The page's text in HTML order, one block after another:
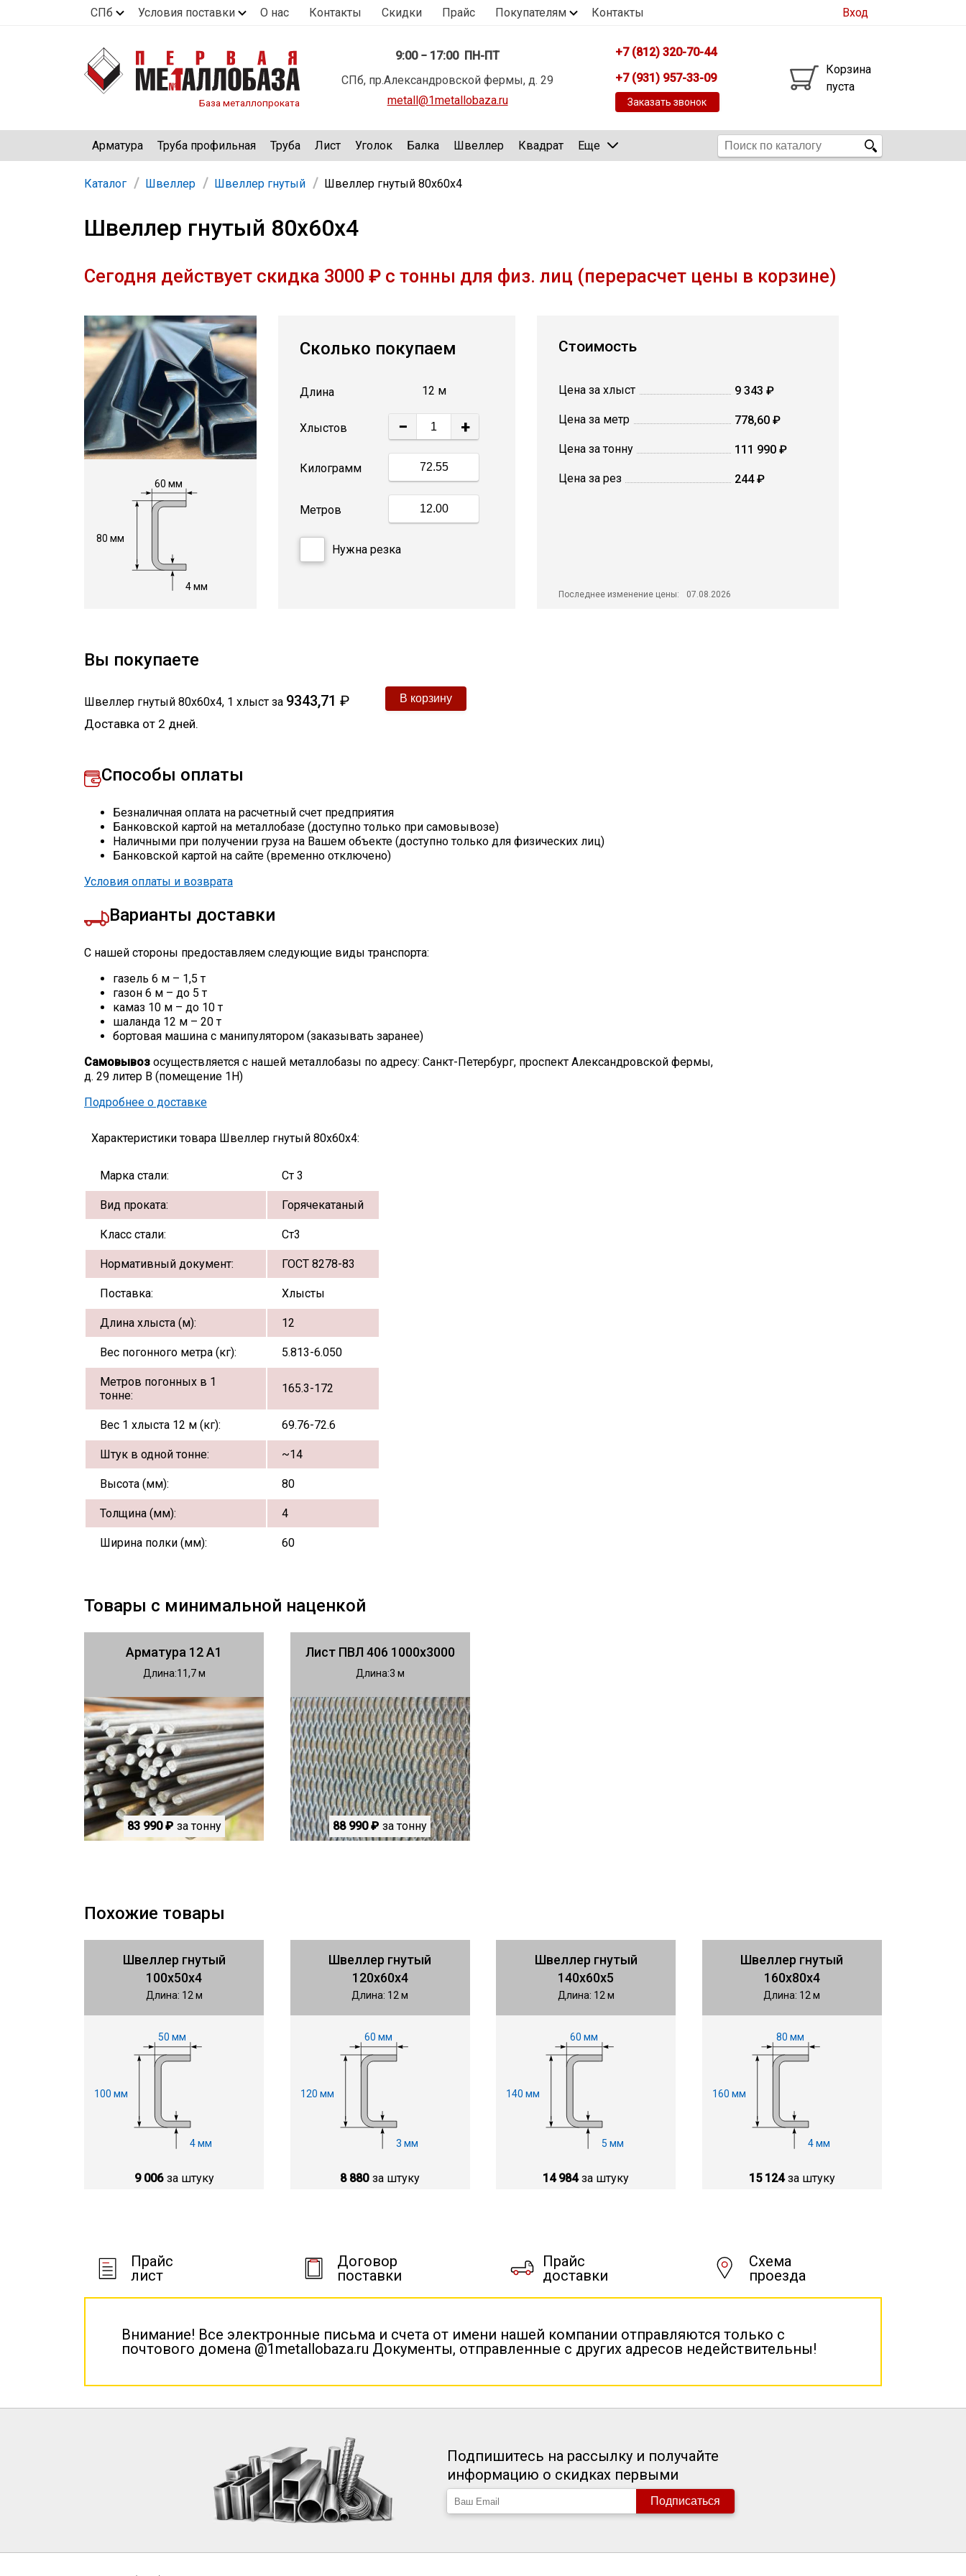
СПб Условия поставки О нас Контакты Скидки Прайс Покупателям Контакты Вход
База металлопроката
9:00 − 17:00 ПН-ПТ
СПб, пр.Александровской фермы, д. 29
metall@1metallobaza.ru
+7 (812) 320-70-44
+7 (931) 957-33-09
Заказать звонок
Корзина
пуста
Арматура Труба профильная Труба Лист Уголок Балка Швеллер Квадрат Еще
Каталог Швеллер Швеллер гнутый Швеллер гнутый 80х60х4
Швеллер гнутый 80х60х4
Сегодня действует скидка 3000 ₽ с тонны для физ. лиц (перерасчет цены в корзине)
60 мм
80 мм
4 мм
Сколько покупаем
Длина 12 м
Хлыстов − +
Килограмм
Метров
Нужна резка
Стоимость
Цена за хлыст 9 343 ₽
Цена за метр 778,60 ₽
Цена за тонну 111 990 ₽
Цена за рез 244 ₽
Последнее изменение цены: 07.08.2026
Вы покупаете
Швеллер гнутый 80х60х4, 1 хлыст за 9343,71 ₽
Доставка от 2 дней.
Способы оплаты
Безналичная оплата на расчетный счет предприятия
Банковской картой на металлобазе (доступно только при самовывозе)
Наличными при получении груза на Вашем объекте (доступно только для физических лиц)
Банковской картой на сайте (временно отключено)
Условия оплаты и возврата
Варианты доставки
С нашей стороны предоставляем следующие виды транспорта:
газель 6 м – 1,5 т
газон 6 м – до 5 т
камаз 10 м – до 10 т
шаланда 12 м – 20 т
бортовая машина с манипулятором (заказывать заранее)
Самовывоз осуществляется с нашей металлобазы по адресу: Санкт-Петербург, проспект Александровской фермы,
д. 29 литер В (помещение 1Н)
Подробнее о доставке
Характеристики товара Швеллер гнутый 80х60х4:
Марка стали: Ст 3
Вид проката: Горячекатаный
Класс стали: Ст3
Нормативный документ: ГОСТ 8278-83
Поставка: Хлысты
Длина хлыста (м): 12
Вес погонного метра (кг): 5.813-6.050
Метров погонных в 1
тонне:
165.3-172
Вес 1 хлыста 12 м (кг): 69.76-72.6
Штук в одной тонне: ~14
Высота (мм): 80
Толщина (мм): 4
Ширина полки (мм): 60
Товары с минимальной наценкой
Арматура 12 А1
Длина 11,7
83 990 ₽ за тонну
Лист ПВЛ 406 1000х3000
Длина 3
88 990 ₽ за тонну
Похожие товары
Швеллер гнутый
100х50х4
Длина: 12 м
50 мм
100 мм
4 мм
9 006 за штуку
Швеллер гнутый
120х60х4
Длина: 12 м
60 мм
120 мм
3 мм
8 880 за штуку
Швеллер гнутый
140х60х5
Длина: 12 м
60 мм
140 мм
5 мм
14 984 за штуку
Швеллер гнутый
160х80х4
Длина: 12 м
80 мм
160 мм
4 мм
15 124 за штуку
Прайс
лист
Договор
поставки
Прайс
доставки
Схема
проезда
Внимание! Все электронные письма и счета от имени нашей компании отправляются только с
почтового домена @1metallobaza.ru Документы, отправленные с других адресов недействительны!
Подпишитесь на рассылку и получайте
информацию о скидках первыми
Подписаться